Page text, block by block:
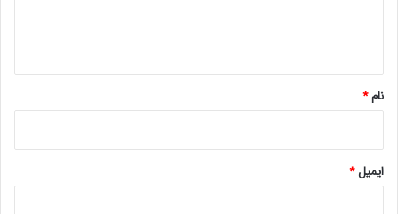
نام*
ایمیل*